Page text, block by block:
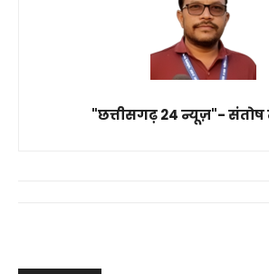
"छत्तीसगढ़ 24 न्यूज़"-